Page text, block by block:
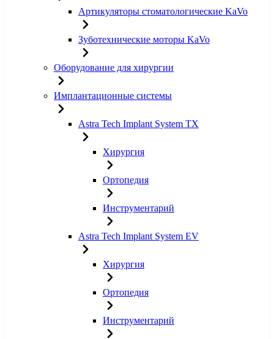
Артикуляторы стоматологические KaVo
Зуботехнические моторы KaVo
Оборудование для хирургии
Имплантационные системы
Astra Tech Implant System TX
Хирургия
Ортопедия
Инструментарий
Astra Tech Implant System EV
Хирургия
Ортопедия
Инструментарий